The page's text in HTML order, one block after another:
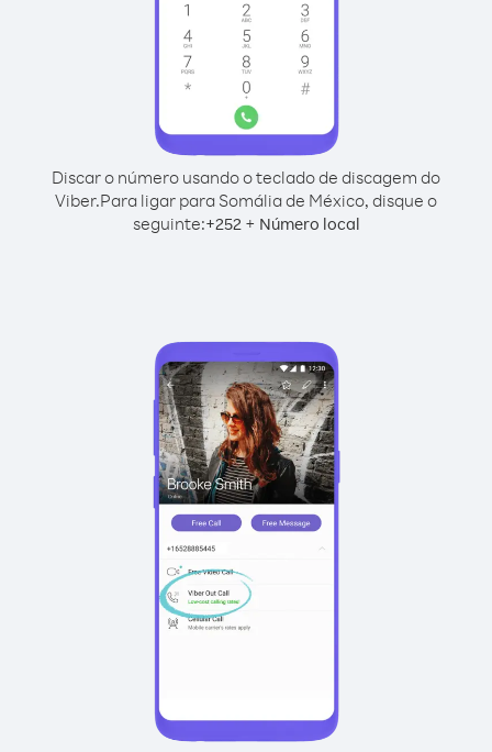
Discar o número usando o teclado de discagem do
Viber.Para ligar para Somália de México, disque o
seguinte:+252+ Número local